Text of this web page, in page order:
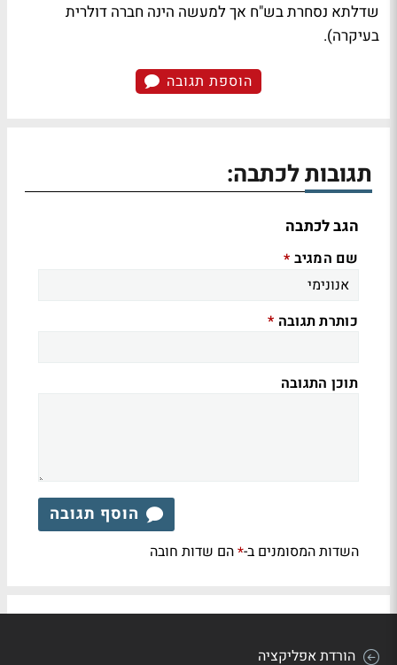
שדלתא נסחרת בש"ח אך למעשה הינה חברה דולרית
בעיקרה).
הוספת תגובה
תגובות לכתבה:
הגב לכתבה
שם המגיב *
כותרת תגובה *
תוכן התגובה
הוסף תגובה
השדות המסומנים ב-*הם שדות חובה
הורדת אפליקציה